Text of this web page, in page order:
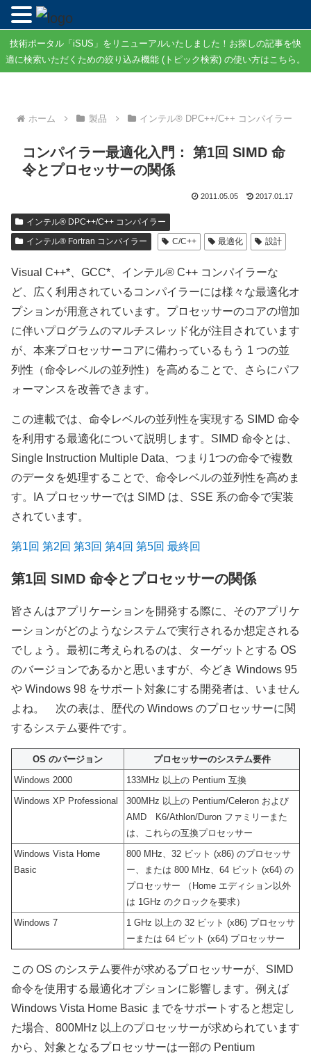
技術ポータル「iSUS」をリニューアルいたしました！お探しの記事を快
適に検索いただくための絞り込み機能 (トピック検索) の使い方はこちら。
ホーム 製品 インテル® DPC++/C++ コンパイラー
コンパイラー最適化入門： 第1回 SIMD 命
令とプロセッサーの関係
2011.05.05 2017.01.17
インテル® DPC++/C++ コンパイラー
インテル® Fortran コンパイラー
C/C++ 最適化 設計
Visual C++*、GCC*、インテル® C++ コンパイラーな
ど、広く利用されているコンパイラーには様々な最適化オ
プションが用意されています。プロセッサーのコアの増加
に伴いプログラムのマルチスレッド化が注目されています
が、本来プロセッサーコアに備わっているもう 1 つの並
列性（命令レベルの並列性）を高めることで、さらにパフ
ォーマンスを改善できます。
この連載では、命令レベルの並列性を実現する SIMD 命令
を利用する最適化について説明します。SIMD 命令とは、
Single Instruction Multiple Data、つまり1つの命令で複数
のデータを処理することで、命令レベルの並列性を高めま
す。IA プロセッサーでは SIMD は、SSE 系の命令で実装
されています。
第1回 第2回 第3回 第4回 第5回 最終回
第1回 SIMD 命令とプロセッサーの関係
皆さんはアプリケーションを開発する際に、そのアプリケ
ーションがどのようなシステムで実行されるか想定される
でしょう。最初に考えられるのは、ターゲットとする OS
のバージョンであるかと思いますが、今どき Windows 95
や Windows 98 をサポート対象にする開発者は、いません
よね。 次の表は、歴代の Windows のプロセッサーに関
するシステム要件です。
OS のバージョン
プロセッサーのシステム要件
Windows 2000
133MHz 以上の Pentium 互換
Windows XP Professional
300MHz 以上の Pentium/Celeron および
AMD K6/Athlon/Duron ファミリーまた
は、これらの互換プロセッサー
Windows Vista Home
Basic
800 MHz、32 ビット (x86) のプロセッサ
ー、または 800 MHz、64 ビット (x64) の
プロセッサー （Home エディション以外
は 1GHz のクロックを要求）
Windows 7
1 GHz 以上の 32 ビット (x86) プロセッサ
ーまたは 64 ビット (x64) プロセッサー
この OS のシステム要件が求めるプロセッサーが、SIMD
命令を使用する最適化オプションに影響します。例えば
Windows Vista Home Basic までをサポートすると想定し
た場合、800MHz 以上のプロセッサーが求められています
から、対象となるプロセッサーは一部の Pentium